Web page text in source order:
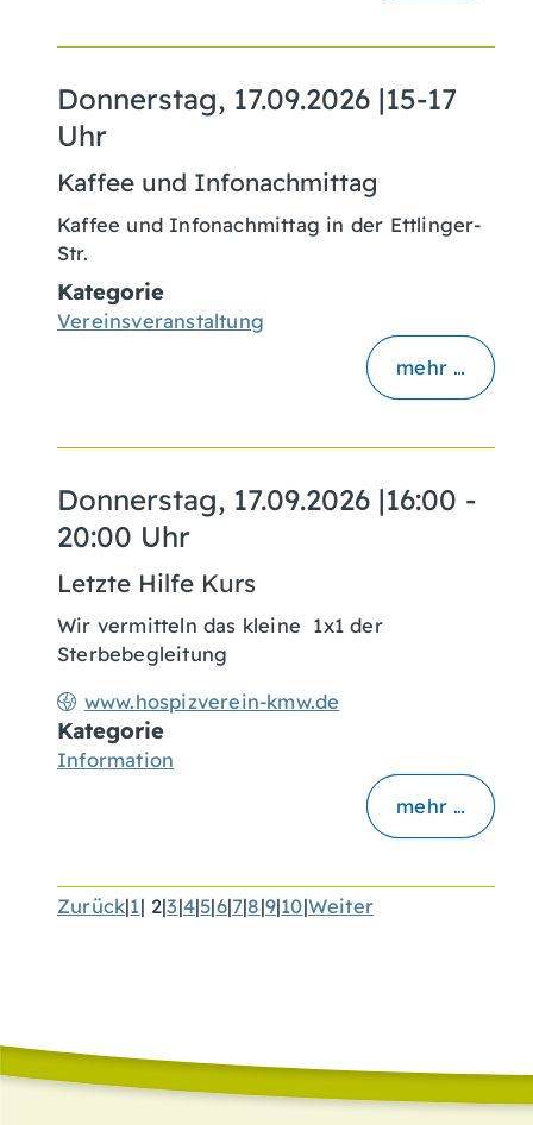
Donnerstag, 17.09.2026 |15-17
Uhr
Kaffee und Infonachmittag
Kaffee und Infonachmittag in der Ettlinger-
Str.
Kategorie
Vereinsveranstaltung
mehr …
Donnerstag, 17.09.2026 |16:00 -
20:00 Uhr
Letzte Hilfe Kurs
www.hospizverein-kmw.de
Wir vermitteln das kleine 1x1 der
Sterbebegleitung
Kategorie
Information
mehr …
Zurück|1| 2|3|4|5|6|7|8|9|10|Weiter